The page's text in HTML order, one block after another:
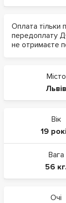
Оплата тільки
передоплату
не отримаєте
Місто
Львів
Вік
19
Вага
56 кг.
Очі